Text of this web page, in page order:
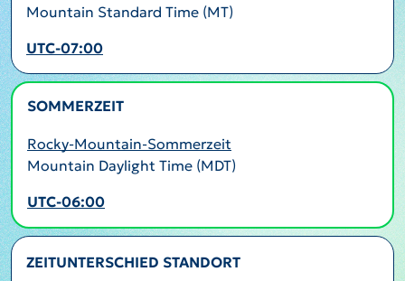
Mountain Standard Time (MT)
UTC-07:00
SOMMERZEIT
Rocky-Mountain-Sommerzeit
Mountain Daylight Time (MDT)
UTC-06:00
ZEITUNTERSCHIED STANDORT